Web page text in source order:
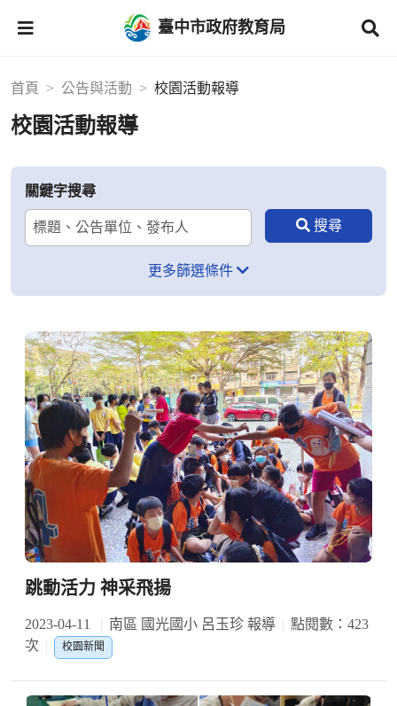
臺中市政府教育局
首頁 公告與活動 校園活動報導
校園活動報導
關鍵字搜尋
更多篩選條件
跳動活力 神采飛揚
2023-04-11 南區 國光國小 呂玉珍 報導
點閱數：423
次
校園新聞